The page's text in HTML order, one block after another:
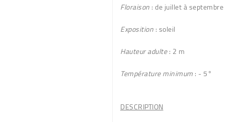
Floraison: de juillet à septembre
Exposition: soleil
Hauteur adulte: 2 m
Température minimum: - 5°
DESCRIPTION